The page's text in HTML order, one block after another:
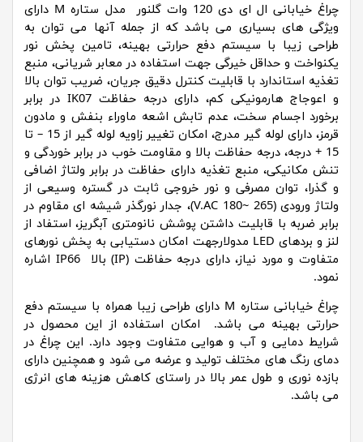
چراغ خیابانی ال ای دی 120 وات گلنور مدل ستاره M دارای
ویژگی های بسیاری می باشد که از جمله آنها می توان به
طراحی زیبا با سیستم دفع حرارتی بهینه، تامین پخش نور
یکنواخت و حداقل خیرگی جهت استفاده در معابر شریانی، منبع
تغذیه استاندارد با قابلیت کنترل دقیق جریان، ضریب توان بالا
و اعوجاج هارمونیکی کم، دارای درجه حفاظت IK07 در برابر
برخورد اجسام سخت، عدم تابش اشعه ماوراء بنفش و مادون
قرمز، دارای لوله گیر مدرج، امکان تغییر زاویه لوله گیر از 15 – تا
15 + درجه، درجه حفاظت بالا و مقاومت خوب در برابر خوردگی و
تنش مکانیکی، منبع تغذیه دارای حفاظت در برابر ولتاژ اضافی
و گذرا، توان مصرفی و نور خروجی ثابت در گستره وسیعی از
ولتاژ ورودی (265 ~180 V.AC)، جدار نورگذر شیشه ای مقاوم در
برابر ضربه با قابلیت داشتن پوشش نانومتری آبگریز، استفاد از
لنز و بردهای LED مدولارجهت امکان دستیابی به پخش نورهای
متفاوت و مورد نیاز، دارای درجه حفاظت (IP) بالا IP66 اشاره
نمود.
چراغ خیابانی ستاره M دارای طراحی زیبا همراه با سیستم دفع
حرارتی بهینه می باشد. امکان استفاده از این محصول در
شرایط دمایی و آب و هوایی متفاوت وجود دارد. این چراغ در
دمای رنگ های مختلف تولید و عرضه می شود و همچنین دارای
بازده نوری و طول عمر بالا در راستای کاهش هزینه های انرژی
می باشد.